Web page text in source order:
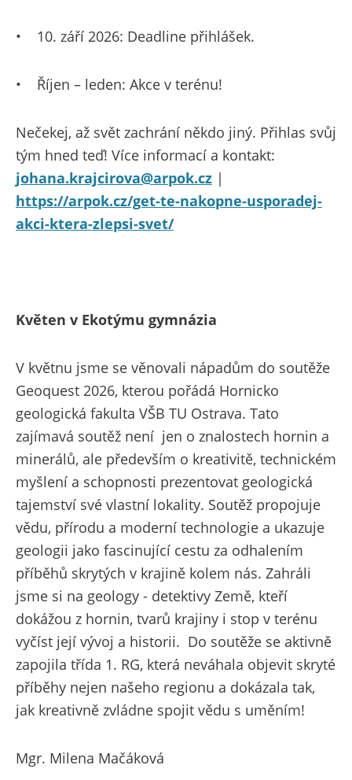
• 10. září 2026: Deadline přihlášek.
• Říjen – leden: Akce v terénu!
Nečekej, až svět zachrání někdo jiný. Přihlas svůj
tým hned teď! Více informací a kontakt:
johana.krajcirova@arpok.cz |
https://arpok.cz/get-te-nakopne-usporadej-
akci-ktera-zlepsi-svet/
Květen v Ekotýmu gymnázia
V květnu jsme se věnovali nápadům do soutěže
Geoquest 2026, kterou pořádá Hornicko
geologická fakulta VŠB TU Ostrava. Tato
zajímavá soutěž není jen o znalostech hornin a
minerálů, ale především o kreativitě, technickém
myšlení a schopnosti prezentovat geologická
tajemství své vlastní lokality. Soutěž propojuje
vědu, přírodu a moderní technologie a ukazuje
geologii jako fascinující cestu za odhalením
příběhů skrytých v krajině kolem nás. Zahráli
jsme si na geology - detektivy Země, kteří
dokážou z hornin, tvarů krajiny i stop v terénu
vyčíst její vývoj a historii. Do soutěže se aktivně
zapojila třída 1. RG, která neváhala objevit skryté
příběhy nejen našeho regionu a dokázala tak,
jak kreativně zvládne spojit vědu s uměním!
Mgr. Milena Mačáková